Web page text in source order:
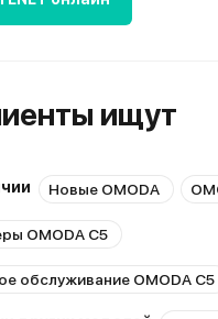
ищут
Новые OMODA
OMODA C5
обслуживание OMODA C5